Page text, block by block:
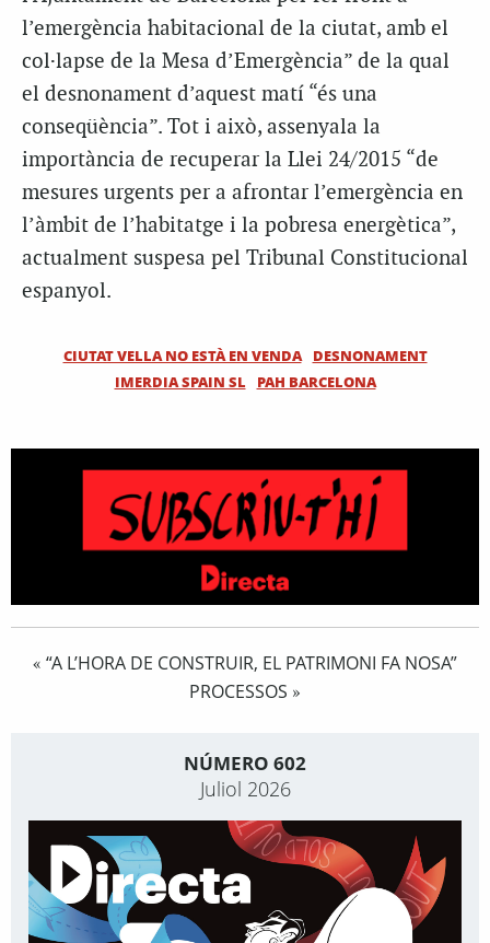
l’emergència habitacional de la ciutat, amb el
col·lapse de la Mesa d’Emergència” de la qual
el desnonament d’aquest matí “és una
conseqüència”. Tot i això, assenyala la
importància de recuperar la Llei 24/2015 “de
mesures urgents per a afrontar l’emergència en
l’àmbit de l’habitatge i la pobresa energètica”,
actualment suspesa pel Tribunal Constitucional
espanyol.
CIUTAT VELLA NO ESTÀ EN VENDA
DESNONAMENT
IMERDIA SPAIN SL
PAH BARCELONA
« “A L’HORA DE CONSTRUIR, EL PATRIMONI FA NOSA”
PROCESSOS »
NÚMERO 602
Juliol 2026